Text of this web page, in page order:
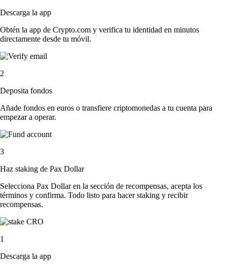
Descarga la app
Obtén la app de Crypto.com y verifica tu identidad en minutos
directamente desde tu móvil.
2
Deposita fondos
Añade fondos en euros o transfiere criptomonedas a tu cuenta para
empezar a operar.
3
Haz staking de Pax Dollar
Selecciona Pax Dollar en la sección de recompensas, acepta los
términos y confirma. Todo listo para hacer staking y recibir
recompensas.
1
Descarga la app